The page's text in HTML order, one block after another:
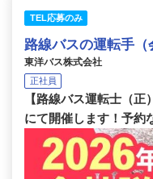
TEL応募のみ
路線バスの運転手（
東洋バス株式会社
正社員
【路線バス運転士（
にて開催します！予約